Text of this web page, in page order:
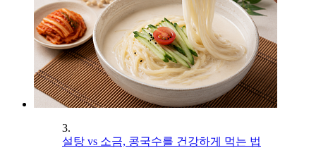
3.
설탕 vs 소금, 콩국수를 건강하게 먹는 법